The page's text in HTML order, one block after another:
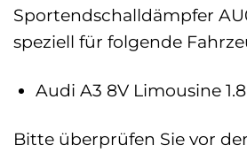
Sportendschalldämpfer
speziell für folgende
Audi A3 8V Limousine
Bitte überprüfen Sie vor